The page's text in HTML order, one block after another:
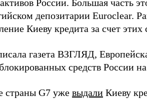
России. Большая часть
депозитарии Euroclear.
Киеву кредита за счет этих
газета ВЗГЛЯД,
средств России
страны G7 уже выдали Киеву